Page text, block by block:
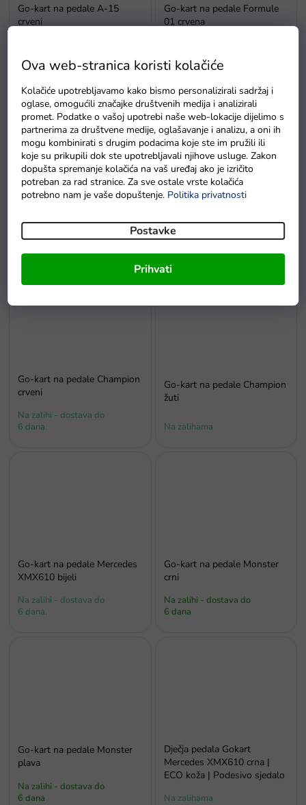
Ova web-stranica koristi kolačiće
Kolačiće upotrebljavamo kako bismo personalizirali sadržaj i
oglase, omogućili značajke društvenih medija i analizirali
promet. Podatke o vašoj upotrebi naše web-lokacije dijelimo s
partnerima za društvene medije, oglašavanje i analizu, a oni ih
mogu kombinirati s drugim podacima koje ste im pružili ili
koje su prikupili dok ste upotrebljavali njihove usluge. Zakon
dopušta spremanje kolačića na vaš uređaj ako je izričito
potreban za rad stranice. Za sve ostale vrste kolačića
potrebno nam je vaše dopuštenje. Politika privatnosti
Postavke
Prihvati
Go-kart na pedale A-15
crveni
Go-kart na pedale Formule
01 crvena
Go-kart na pedale Formule
od 48 sati
Go-kart na pedale Champion
Na zalihi - dostava do
6 dana
Go-kart na pedale Champion
crveni
Na zalihi - dostava do
6 dana.
Go-kart na pedale Champion
žuti
Na zalihama
Go-kart na pedale Mercedes
XMX610 bijeli
Na zalihi - dostava do
6 dana.
Go-kart na pedale Monster
crni
Na zalihi - dostava do
6 dana
Go-kart na pedale Monster
plava
Na zalihi - dostava do
6 dana
Dječja pedala Gokart
Mercedes XMX610 crna |
ECO koža | Podesivo sjedalo
Na zalihama